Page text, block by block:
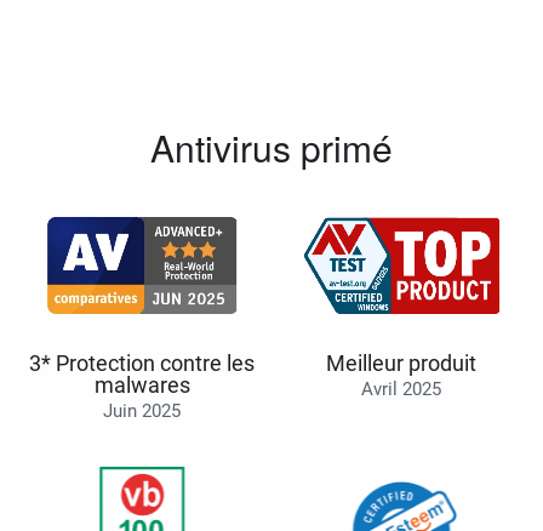
Antivirus primé
3* Protection contre les
malwares
Juin 2025
Meilleur produit
Avril 2025